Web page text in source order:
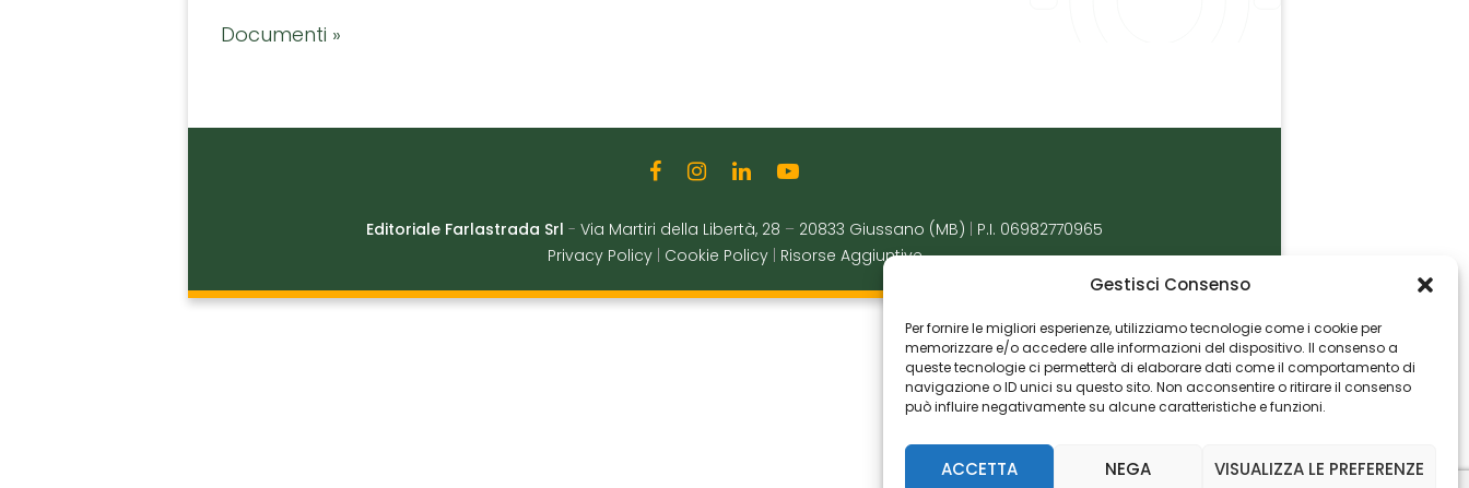
Gestisci Consenso
Per fornire le migliori esperienze, utilizziamo tecnologie come i cookie per
memorizzare e/o accedere alle informazioni del dispositivo. Il consenso a
queste tecnologie ci permetterà di elaborare dati come il comportamento di
navigazione o ID unici su questo sito. Non acconsentire o ritirare il consenso
può influire negativamente su alcune caratteristiche e funzioni.
ACCETTA NEGA VISUALIZZA LE PREFERENZE
Documenti »
Editoriale Farlastrada Srl - Via Martiri della Libertà, 28 – 20833 Giussano (MB)
P.I. 06982770965
Privacy Policy
Cookie Policy Risorse Aggiuntive